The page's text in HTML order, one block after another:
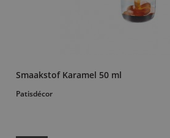
Smaakstof Karamel 50 ml
Patisdécor